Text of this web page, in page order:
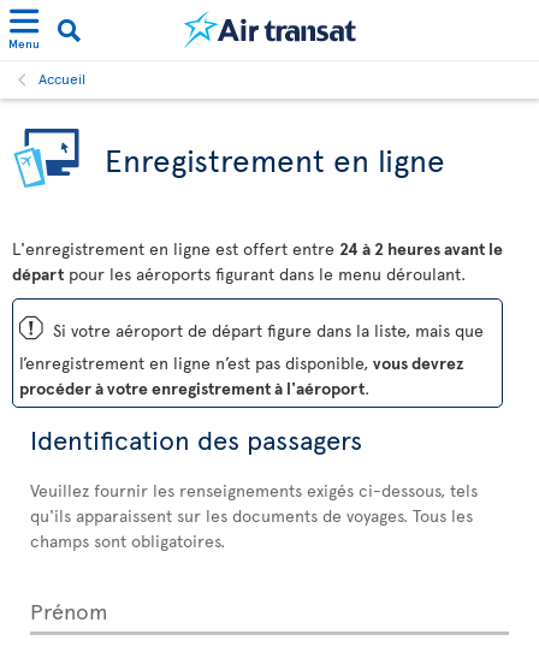
Menu
Accueil
Enregistrement en ligne
L'enregistrement en ligne est offert entre 24 à 2 heures avant le
départ pour les aéroports figurant dans le menu déroulant.
ü Si votre aéroport de départ figure dans la liste, mais que
l’enregistrement en ligne n’est pas disponible, vous devrez
procéder à votre enregistrement à l'aéroport.
Identification des passagers
Veuillez fournir les renseignements exigés ci-dessous, tels
qu'ils apparaissent sur les documents de voyages. Tous les
champs sont obligatoires.
Prénom